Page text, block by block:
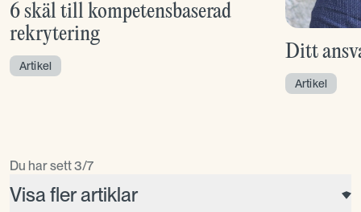
6 skäl till kompetensbaserad
rekrytering
Artikel
Ditt
Artikel
Du har sett3/7
Visa fler artiklar